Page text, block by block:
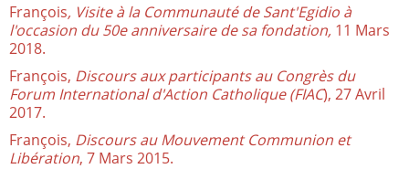
François, Visite à la Communauté de Sant'Egidio à
l'occasion du 50e anniversaire de sa fondation, 11 Mars
2018.
François, Discours aux participants au Congrès du
Forum International d'Action Catholique (FIAC), 27 Avril
2017.
François, Discours au Mouvement Communion et
Libération, 7 Mars 2015.